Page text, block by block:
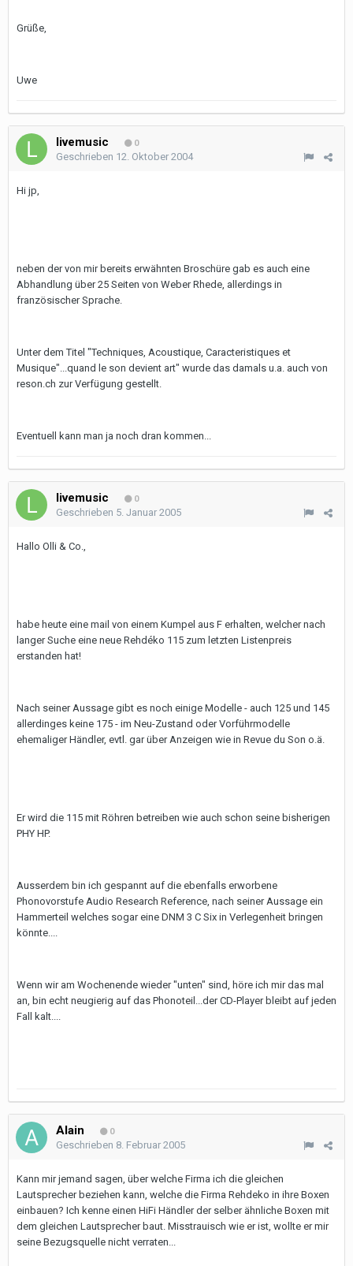
Grüße,
Uwe
livemusic 0
Geschrieben 12. Oktober 2004
Hi jp,
neben der von mir bereits erwähnten Broschüre gab es auch eine
Abhandlung über 25 Seiten von Weber Rhede, allerdings in
französischer Sprache.
Unter dem Titel "Techniques, Acoustique, Caracteristiques et
Musique"...quand le son devient art" wurde das damals u.a. auch von
reson.ch zur Verfügung gestellt.
Eventuell kann man ja noch dran kommen...
livemusic 0
Geschrieben 5. Januar 2005
Hallo Olli & Co.,
habe heute eine mail von einem Kumpel aus F erhalten, welcher nach
langer Suche eine neue Rehdéko 115 zum letzten Listenpreis
erstanden hat!
Nach seiner Aussage gibt es noch einige Modelle - auch 125 und 145
allerdinges keine 175 - im Neu-Zustand oder Vorführmodelle
ehemaliger Händler, evtl. gar über Anzeigen wie in Revue du Son o.ä.
Er wird die 115 mit Röhren betreiben wie auch schon seine bisherigen
PHY HP.
Ausserdem bin ich gespannt auf die ebenfalls erworbene
Phonovorstufe Audio Research Reference, nach seiner Aussage ein
Hammerteil welches sogar eine DNM 3 C Six in Verlegenheit bringen
könnte....
Wenn wir am Wochenende wieder "unten" sind, höre ich mir das mal
an, bin echt neugierig auf das Phonoteil...der CD-Player bleibt auf jeden
Fall kalt....
Alain 0
Geschrieben 8. Februar 2005
Kann mir jemand sagen, über welche Firma ich die gleichen
Lautsprecher beziehen kann, welche die Firma Rehdeko in ihre Boxen
einbauen? Ich kenne einen HiFi Händler der selber ähnliche Boxen mit
dem gleichen Lautsprecher baut. Misstrauisch wie er ist, wollte er mir
seine Bezugsquelle nicht verraten...